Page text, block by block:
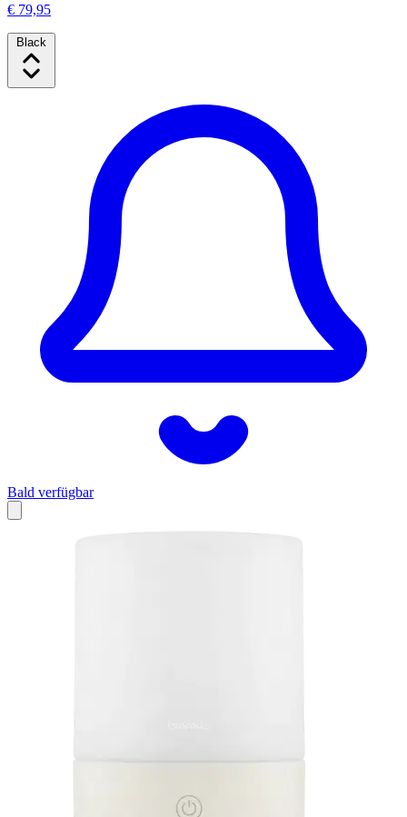
€ 79,95
Black
Bald verfügbar